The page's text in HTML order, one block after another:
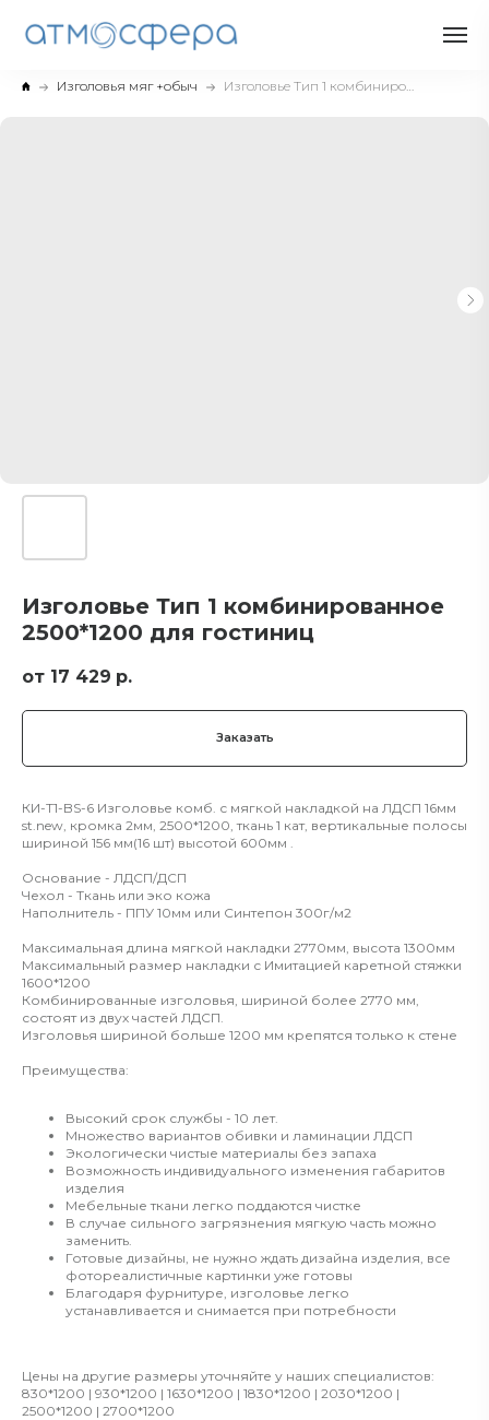
Изголовья мяг +обыч Изголовье Тип 1 комбинированное 2500*1200 для гостиниц
Изголовье Тип 1 комбинированное
2500*1200 для гостиниц
17 429 р.
Заказать
КИ-Т1-BS-6 Изголовье комб. с мягкой накладкой на ЛДСП 16мм
st.new, кромка 2мм, 2500*1200, ткань 1 кат, вертикальные полосы
шириной 156 мм(16 шт) высотой 600мм .
Основание - ЛДСП/ДСП
Чехол - Ткань или эко кожа
Наполнитель - ППУ 10мм или Синтепон 300г/м2
Максимальная длина мягкой накладки 2770мм, высота 1300мм
Максимальный размер накладки с Имитацией каретной стяжки
1600*1200
Комбинированные изголовья, шириной более 2770 мм,
состоят из двух частей ЛДСП.
Изголовья шириной больше 1200 мм крепятся только к стене
Преимущества:
Высокий срок службы - 10 лет.
Множество вариантов обивки и ламинации ЛДСП
Экологически чистые материалы без запаха
Возможность индивидуального изменения габаритов
изделия
Мебельные ткани легко поддаются чистке
В случае сильного загрязнения мягкую часть можно
заменить.
Готовые дизайны, не нужно ждать дизайна изделия, все
фотореалистичные картинки уже готовы
Благодаря фурнитуре, изголовье легко
устанавливается и снимается при потребности
Цены на другие размеры уточняйте у наших специалистов:
830*1200 | 930*1200 | 1630*1200 | 1830*1200 | 2030*1200 |
2500*1200 | 2700*1200